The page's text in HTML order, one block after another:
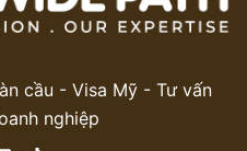
cầu - Visa Mỹ - Tư vấn
nghiệp